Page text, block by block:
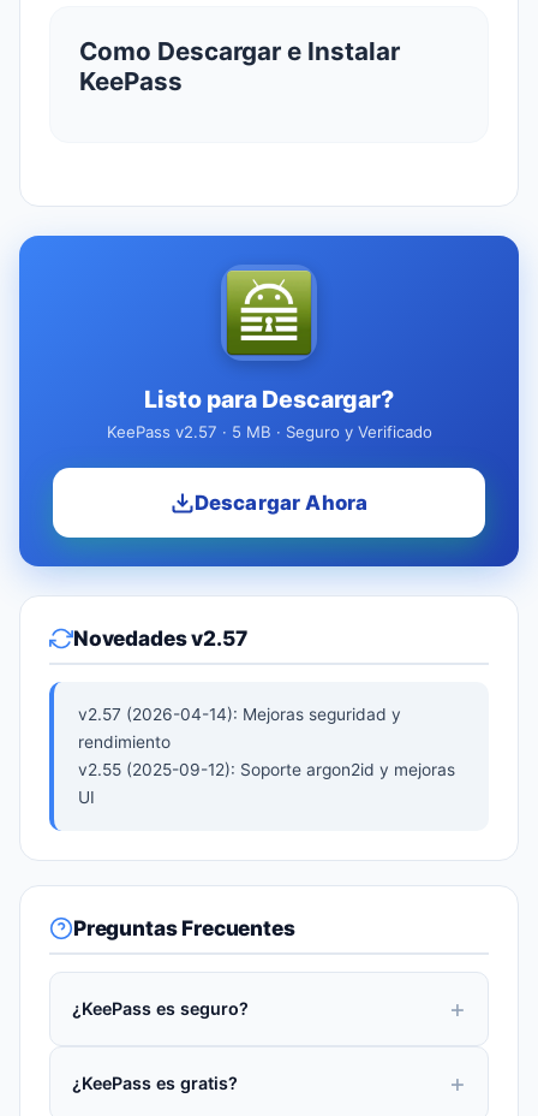
Como Descargar e Instalar
KeePass
Listo para Descargar?
KeePass v2.57 · 5 MB · Seguro y Verificado
Descargar Ahora
Novedades v2.57
v2.57 (2026-04-14): Mejoras seguridad y
rendimiento
v2.55 (2025-09-12): Soporte argon2id y mejoras
UI
Preguntas Frecuentes
¿KeePass es seguro?
¿KeePass es gratis?